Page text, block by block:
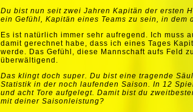
Du bist nun seit zwei Jahren Kapitän der ersten
ein Gefühl, Kapitän eines Teams zu sein, in dem
Es ist natürlich immer sehr aufregend. Ich muss
damit gerechnet habe, dass ich eines Tages
werde. Das Gefühl, diese Mannschaft aufs Feld
überwältigend.
Das klingt doch super. Du bist eine tragende
Statistik in der noch laufenden Saison. In 12
und acht Tore aufgelegt. Damit bist du
mit deiner Saisonleistung?